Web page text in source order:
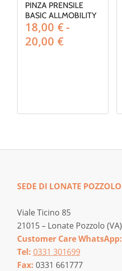
PINZA PRENSILE
BASIC ALLMOBILITY
18,00 €-
20,00 €Fascia
20,00 €
SEDE DI LONATE POZZOLO
Viale Ticino 85
21015 – Lonate Pozzolo (VA)
Customer Care WhatsApp:
Tel: 0331 301699
Fax: 0331 661777